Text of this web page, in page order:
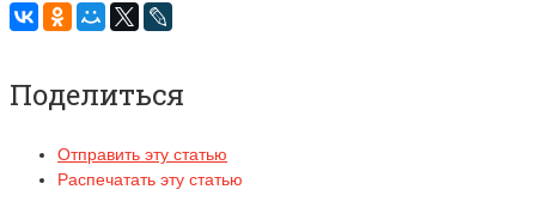
Поделиться
Отправить эту статью
Распечатать эту статью